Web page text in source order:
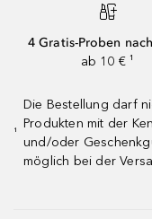
4 Gratis-Proben
ab 10 € ¹
¹
Die Bestellung darf
Produkten mit der
und/oder
möglich bei der